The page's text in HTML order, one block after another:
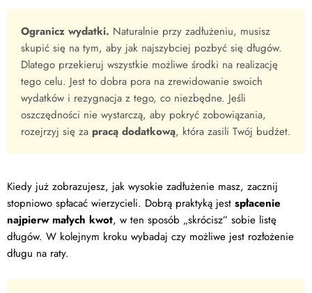
Ogranicz wydatki. Naturalnie przy zadłużeniu, musisz
skupić się na tym, aby jak najszybciej pozbyć się długów.
Dlatego przekieruj wszystkie możliwe środki na realizację
tego celu. Jest to dobra pora na zrewidowanie swoich
wydatków i rezygnacja z tego, co niezbędne. Jeśli
oszczędności nie wystarczą, aby pokryć zobowiązania,
rozejrzyj się za pracą dodatkową, która zasili Twój budżet.
Kiedy już zobrazujesz, jak wysokie zadłużenie masz, zacznij
stopniowo spłacać wierzycieli. Dobrą praktyką jest spłacenie
najpierw małych kwot, w ten sposób „skrócisz” sobie listę
długów. W kolejnym kroku wybadaj czy możliwe jest rozłożenie
długu na raty.